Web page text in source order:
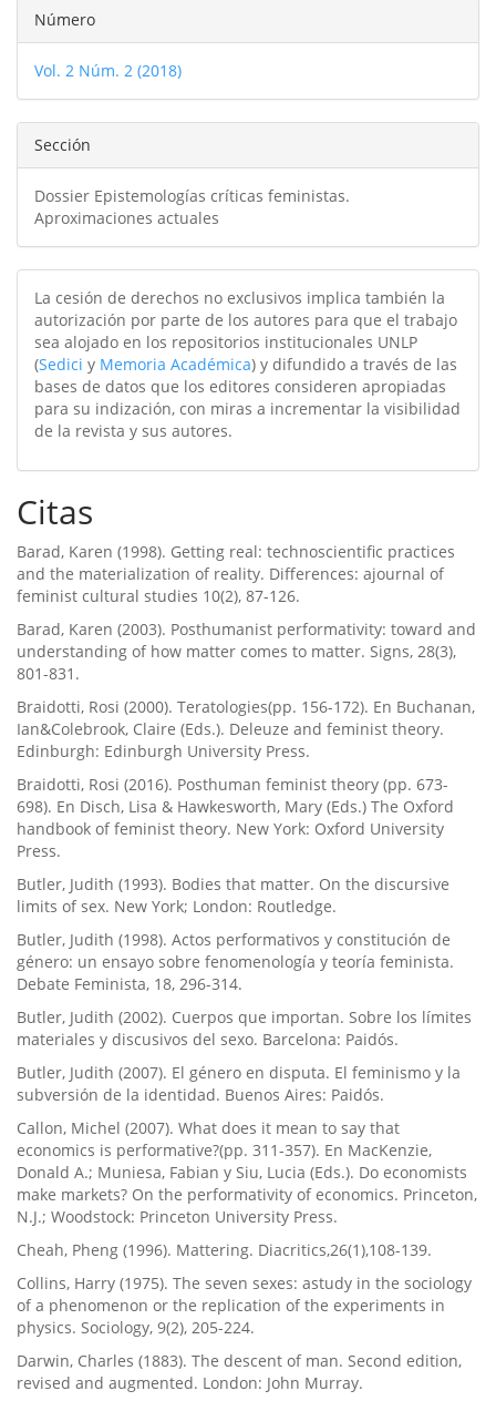
Detalles
del
artículo
Número
Vol. 2 Núm. 2 (2018)
Sección
Dossier Epistemologías críticas feministas.
Aproximaciones actuales
La cesión de derechos no exclusivos implica también la
autorización por parte de los autores para que el trabajo
sea alojado en los repositorios institucionales UNLP
(Sedici y Memoria Académica) y difundido a través de las
bases de datos que los editores consideren apropiadas
para su indización, con miras a incrementar la visibilidad
de la revista y sus autores.
Citas
Barad, Karen (1998). Getting real: technoscientific practices
and the materialization of reality. Differences: ajournal of
feminist cultural studies 10(2), 87-126.
Barad, Karen (2003). Posthumanist performativity: toward and
understanding of how matter comes to matter. Signs, 28(3),
801-831.
Braidotti, Rosi (2000). Teratologies(pp. 156-172). En Buchanan,
Ian&Colebrook, Claire (Eds.). Deleuze and feminist theory.
Edinburgh: Edinburgh University Press.
Braidotti, Rosi (2016). Posthuman feminist theory (pp. 673-
698). En Disch, Lisa & Hawkesworth, Mary (Eds.) The Oxford
handbook of feminist theory. New York: Oxford University
Press.
Butler, Judith (1993). Bodies that matter. On the discursive
limits of sex. New York; London: Routledge.
Butler, Judith (1998). Actos performativos y constitución de
género: un ensayo sobre fenomenologí­a y teorí­a feminista.
Debate Feminista, 18, 296-314.
Butler, Judith (2002). Cuerpos que importan. Sobre los lí­mites
materiales y discusivos del sexo. Barcelona: Paidós.
Butler, Judith (2007). El género en disputa. El feminismo y la
subversión de la identidad. Buenos Aires: Paidós.
Callon, Michel (2007). What does it mean to say that
economics is performative?(pp. 311-357). En MacKenzie,
Donald A.; Muniesa, Fabian y Siu, Lucia (Eds.). Do economists
make markets? On the performativity of economics. Princeton,
N.J.; Woodstock: Princeton University Press.
Cheah, Pheng (1996). Mattering. Diacritics,26(1),108-139.
Collins, Harry (1975). The seven sexes: astudy in the sociology
of a phenomenon or the replication of the experiments in
physics. Sociology, 9(2), 205-224.
Darwin, Charles (1883). The descent of man. Second edition,
revised and augmented. London: John Murray.